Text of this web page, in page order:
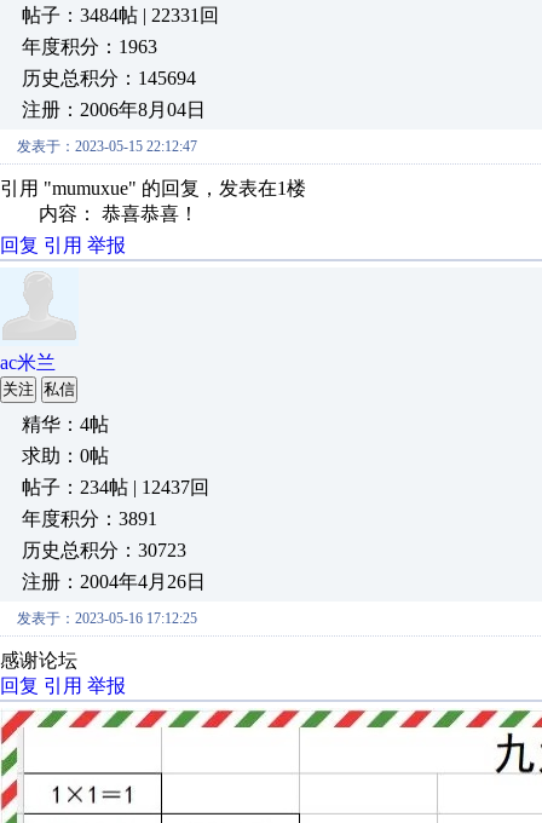
帖子：3484帖 | 22331回
年度积分：1963
历史总积分：145694
注册：2006年8月04日
发表于：2023-05-15 22:12:47
引用 "mumuxue" 的回复，发表在1楼
内容： 恭喜恭喜！
回复 引用 举报
ac米兰
关注 私信
精华：4帖
求助：0帖
帖子：234帖 | 12437回
年度积分：3891
历史总积分：30723
注册：2004年4月26日
发表于：2023-05-16 17:12:25
感谢论坛
回复 引用 举报